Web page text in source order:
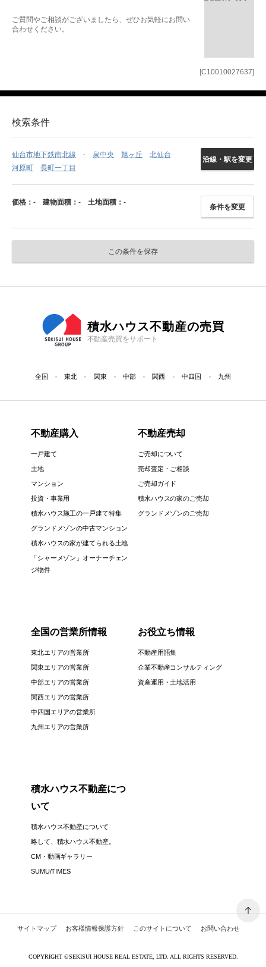
[C10010027637]
ご質問やご相談がございましたら、ぜひお気軽にお問い
合わせください。
検索条件
仙台市地下鉄南北線 泉中央 旭ヶ丘
北仙台
河原町
長町一丁目
沿線・駅を変更
価格： - 建物面積： - 土地面積： -
条件を変更
この条件を保存
積水ハウス不動産の売買
不動産売買をサポート
全国 東北 関東 中部 関西 中四国 九州
不動産購入
一戸建て
土地
マンション
投資・事業用
積水ハウス施工の一戸建て特集
グランドメゾンの中古マンション
積水ハウスの家が建てられる土地
「シャーメゾン」オーナーチェン
ジ物件
不動産売却
ご売却について
売却査定・ご相談
ご売却ガイド
積水ハウスの家のご売却
グランドメゾンのご売却
全国の営業所情報
東北エリアの営業所
関東エリアの営業所
中部エリアの営業所
関西エリアの営業所
中四国エリアの営業所
九州エリアの営業所
お役立ち情報
不動産用語集
企業不動産コンサルティング
資産運用・土地活用
積水ハウス不動産につ
いて
積水ハウス不動産について
略して、積水ハウス不動産。
CM・動画ギャラリー
SUMU/TIMES
サイトマップ お客様情報保護方針 このサイトについて お問い合わせ
COPYRIGHT ©SEKISUI HOUSE REAL ESTATE, LTD. ALL RIGHTS RESERVED.